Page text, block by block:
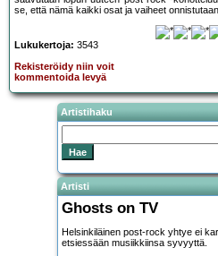
se, että nämä kaikki osat ja vaiheet
Lukukertoja: 3543
Rekisteröidy niin voit
kommentoida levyä
Artistihaku
Artisti
Ghosts on TV
Helsinkiläinen post-rock yhtye ei
etsiessään musiikkiinsa syvyyttä.